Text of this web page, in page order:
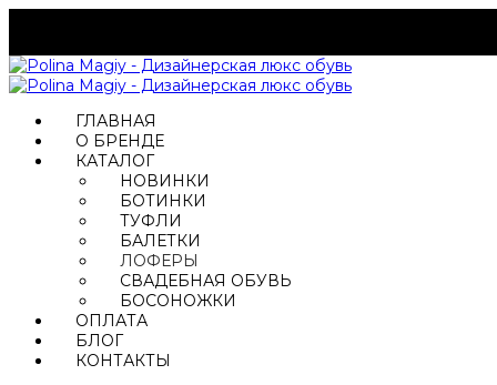
ГЛАВНАЯ
О БРЕНДЕ
КАТАЛОГ
НОВИНКИ
БОТИНКИ
ТУФЛИ
БАЛЕТКИ
ЛОФЕРЫ
СВАДЕБНАЯ ОБУВЬ
БОСОНОЖКИ
ОПЛАТА
БЛОГ
КОНТАКТЫ